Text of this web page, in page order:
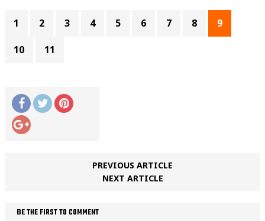
1 2 3 4 5 6 7 8 9
10 11
PREVIOUS ARTICLE
NEXT ARTICLE
BE THE FIRST TO COMMENT